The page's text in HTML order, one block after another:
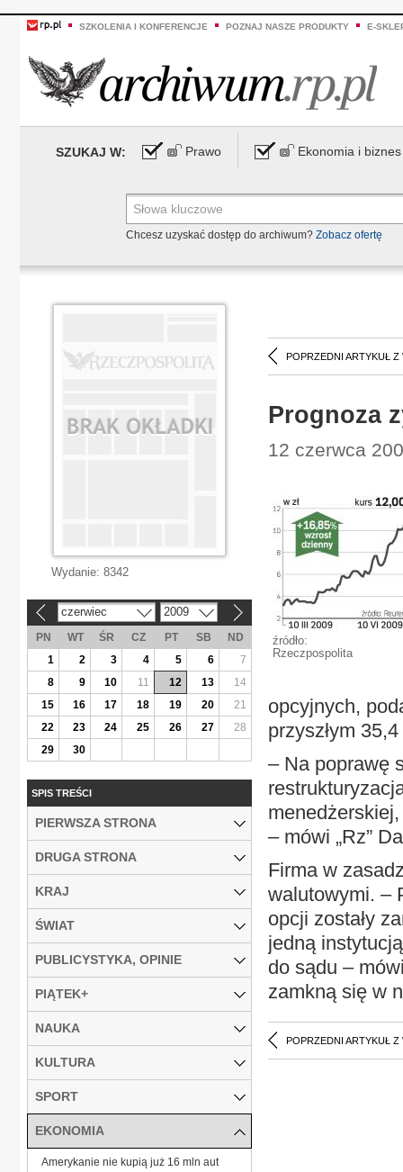
SZKOLENIA I KONFERENCJE POZNAJ NASZE PRODUKTY E-
SZUKAJ W: Prawo Ekonomia i biznes
Chcesz uzyskać dostęp do archiwum? Zobacz ofertę
POPRZEDNI ARTYKUŁ Z
Prognoza
12 czerwca
źródło:
Rzeczpospolita
opcyjnych,
przyszłym 35,4
– Na poprawę
– mówi „Rz”
Firma w
walutowymi. –
opcji zostały
jedną
do sądu –
zamkną się w
POPRZEDNI ARTYKUŁ Z
Wydanie: 8342
czerwiec 2009
PN WT ŚR CZ PT SB
ND
1
2 3 4 5 6
7
8
9 10 11 12 13
14
15
16 17 18 19 20
21
22
23 24 25 26 27
28
29
30
SPIS TREŚCI
PIERWSZA STRONA
DRUGA STRONA
KRAJ
ŚWIAT
PUBLICYSTYKA, OPINIE
PIĄTEK+
NAUKA
KULTURA
SPORT
EKONOMIA
Amerykanie nie kupią już 16 mln aut